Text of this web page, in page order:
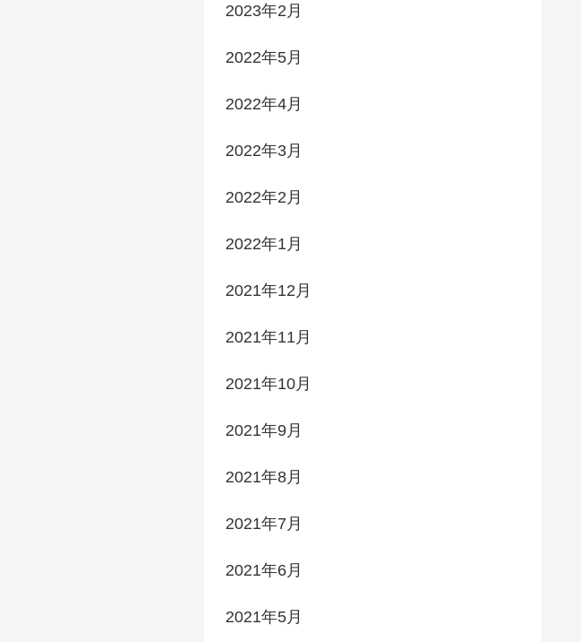
2023年2月
2022年5月
2022年4月
2022年3月
2022年2月
2022年1月
2021年12月
2021年11月
2021年10月
2021年9月
2021年8月
2021年7月
2021年6月
2021年5月